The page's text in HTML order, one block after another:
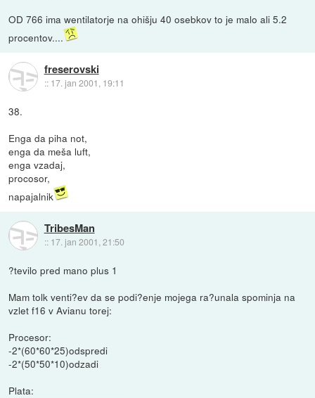
OD 766 ima wentilatorje na ohišju 40 osebkov to je malo ali 5.2
procentov....
freserovski
:: 17. jan 2001, 19:11
38.
Enga da piha not,
enga da meša luft,
enga vzadaj,
procosor,
napajalnik
TribesMan
:: 17. jan 2001, 21:50
?tevilo pred mano plus 1
Mam tolk venti?ev da se podi?enje mojega ra?unala spominja na
vzlet f16 v Avianu torej:
Procesor:
-2*(60*60*25)odspredi
-2*(50*50*10)odzadi
Plata: